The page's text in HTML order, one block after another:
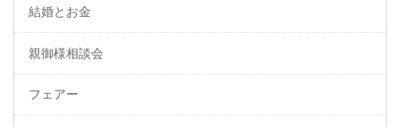
結婚とお金
親御様相談会
フェアー